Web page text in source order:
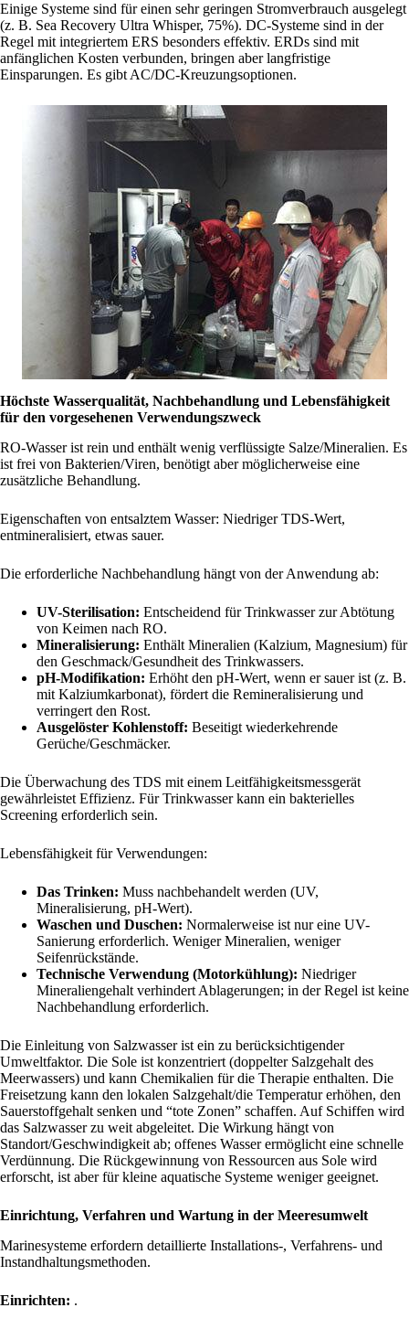
Einige Systeme sind für einen sehr geringen Stromverbrauch ausgelegt
(z. B. Sea Recovery Ultra Whisper, 75%). DC-Systeme sind in der
Regel mit integriertem ERS besonders effektiv. ERDs sind mit
anfänglichen Kosten verbunden, bringen aber langfristige
Einsparungen. Es gibt AC/DC-Kreuzungsoptionen.
Höchste Wasserqualität, Nachbehandlung und Lebensfähigkeit
für den vorgesehenen Verwendungszweck
RO-Wasser ist rein und enthält wenig verflüssigte Salze/Mineralien. Es
ist frei von Bakterien/Viren, benötigt aber möglicherweise eine
zusätzliche Behandlung.
Eigenschaften von entsalztem Wasser: Niedriger TDS-Wert,
entmineralisiert, etwas sauer.
Die erforderliche Nachbehandlung hängt von der Anwendung ab:
UV-Sterilisation: Entscheidend für Trinkwasser zur Abtötung
von Keimen nach RO.
Mineralisierung: Enthält Mineralien (Kalzium, Magnesium) für
den Geschmack/Gesundheit des Trinkwassers.
pH-Modifikation: Erhöht den pH-Wert, wenn er sauer ist (z. B.
mit Kalziumkarbonat), fördert die Remineralisierung und
verringert den Rost.
Ausgelöster Kohlenstoff: Beseitigt wiederkehrende
Gerüche/Geschmäcker.
Die Überwachung des TDS mit einem Leitfähigkeitsmessgerät
gewährleistet Effizienz. Für Trinkwasser kann ein bakterielles
Screening erforderlich sein.
Lebensfähigkeit für Verwendungen:
Das Trinken: Muss nachbehandelt werden (UV,
Mineralisierung, pH-Wert).
Waschen und Duschen: Normalerweise ist nur eine UV-
Sanierung erforderlich. Weniger Mineralien, weniger
Seifenrückstände.
Technische Verwendung (Motorkühlung): Niedriger
Mineraliengehalt verhindert Ablagerungen; in der Regel ist keine
Nachbehandlung erforderlich.
Die Einleitung von Salzwasser ist ein zu berücksichtigender
Umweltfaktor. Die Sole ist konzentriert (doppelter Salzgehalt des
Meerwassers) und kann Chemikalien für die Therapie enthalten. Die
Freisetzung kann den lokalen Salzgehalt/die Temperatur erhöhen, den
Sauerstoffgehalt senken und “tote Zonen” schaffen. Auf Schiffen wird
das Salzwasser zu weit abgeleitet. Die Wirkung hängt von
Standort/Geschwindigkeit ab; offenes Wasser ermöglicht eine schnelle
Verdünnung. Die Rückgewinnung von Ressourcen aus Sole wird
erforscht, ist aber für kleine aquatische Systeme weniger geeignet.
Einrichtung, Verfahren und Wartung in der Meeresumwelt
Marinesysteme erfordern detaillierte Installations-, Verfahrens- und
Instandhaltungsmethoden.
Einrichten: .